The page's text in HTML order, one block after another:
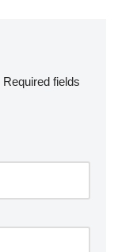
Required fields